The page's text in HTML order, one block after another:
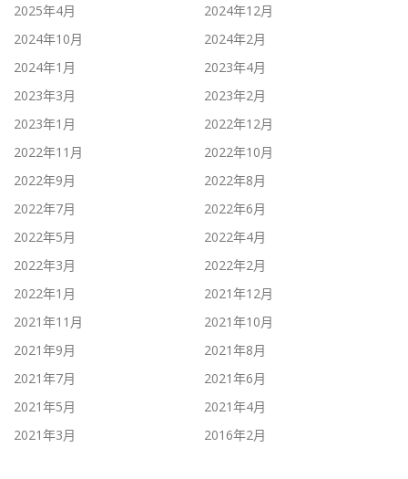
2025年4月
2024年12月
2024年10月
2024年2月
2024年1月
2023年4月
2023年3月
2023年2月
2023年1月
2022年12月
2022年11月
2022年10月
2022年9月
2022年8月
2022年7月
2022年6月
2022年5月
2022年4月
2022年3月
2022年2月
2022年1月
2021年12月
2021年11月
2021年10月
2021年9月
2021年8月
2021年7月
2021年6月
2021年5月
2021年4月
2021年3月
2016年2月